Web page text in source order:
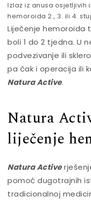
Izlaz iz anusa osjetljivih
hemoroida 2., 3. ili 4.
Liječenje hemoroida
boli 1 do 2 tjedna. U
podvezivanje ili
pa čak i operacija ili
Natura Active.
Natura
liječenje
Natura Active
pomoć dugotrajnih
tradicionalnoj